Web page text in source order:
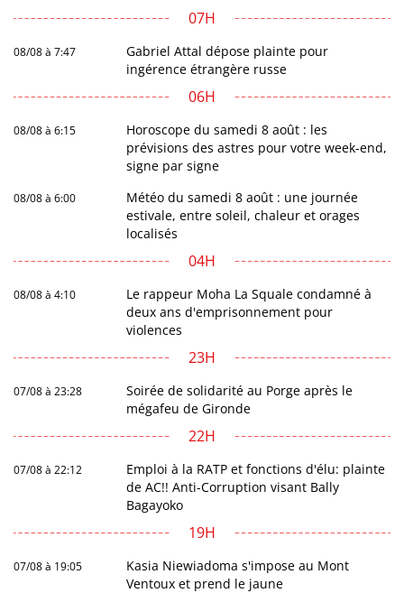
07H
08/08 à 7:47
Gabriel Attal dépose plainte pour
ingérence étrangère russe
06H
08/08 à 6:15
Horoscope du samedi 8 août : les
prévisions des astres pour votre week-end,
signe par signe
08/08 à 6:00
Météo du samedi 8 août : une journée
estivale, entre soleil, chaleur et orages
localisés
04H
08/08 à 4:10
Le rappeur Moha La Squale condamné à
deux ans d'emprisonnement pour
violences
23H
07/08 à 23:28
Soirée de solidarité au Porge après le
mégafeu de Gironde
22H
07/08 à 22:12
Emploi à la RATP et fonctions d'élu: plainte
de AC!! Anti-Corruption visant Bally
Bagayoko
19H
07/08 à 19:05
Kasia Niewiadoma s'impose au Mont
Ventoux et prend le jaune